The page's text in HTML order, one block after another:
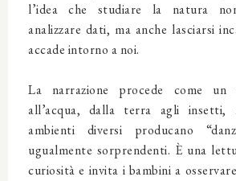
l’idea che studiare la natura
analizzare dati, ma anche lasciarsi
accade intorno a noi.
La narrazione procede come un
all’acqua, dalla terra agli insetti,
ambienti diversi producano
ugualmente sorprendenti. È una
curiosità e invita i bambini a